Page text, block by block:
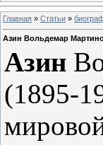
Главная » Статьи »
Азин Вольдемар
Азин
(1895-